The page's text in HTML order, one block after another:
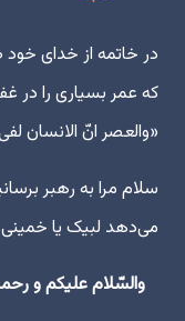
در خاتمه از خدای
که عمر بسیاری را در
«والعصر انّ الانسان
سلام مرا به رهبر
می‌دهد لبیک یا
والسّلام علیکم و